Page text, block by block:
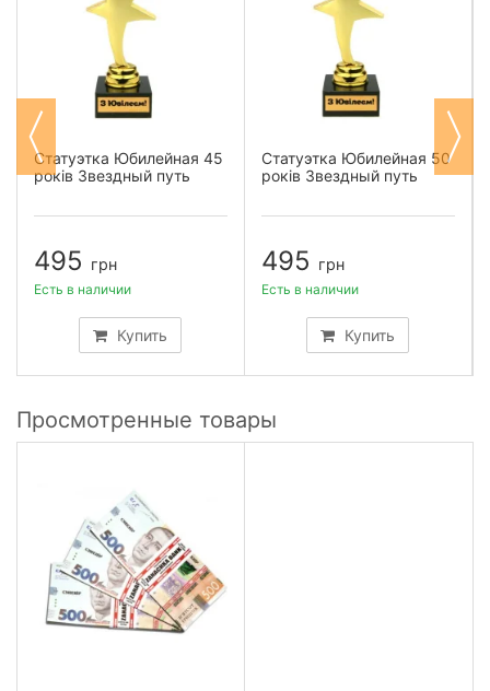
Статуэтка Юбилейная 45
років Звездный путь
495 грн
Купить
Есть в наличии
Статуэтка Юбилейная 50
років Звездный путь
495 грн
Купить
Есть в наличии
Просмотренные товары